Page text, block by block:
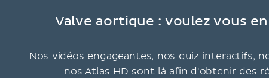
Valve aortique : voulez vous
Nos vidéos engageantes, nos quiz interactifs,
nos Atlas HD sont là afin d'obtenir des